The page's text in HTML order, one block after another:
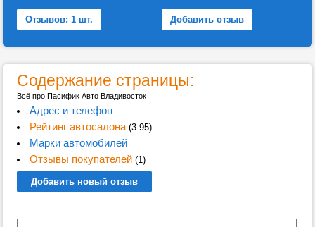
Отзывов: 1 шт. Добавить отзыв
Содержание страницы:
Всё про Пасифик Авто Владивосток
Адрес и телефон
Рейтинг автосалона(3.95)
Марки автомобилей
Отзывы покупателей(1)
Добавить новый отзыв